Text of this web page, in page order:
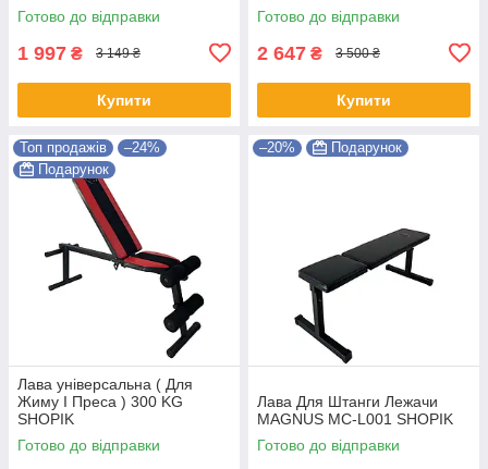
Готово до відправки
1 997 ₴ 3 149 ₴
Купити
Готово до відправки
2 647 ₴ 3 500 ₴
Купити
Топ продажів
–24%
Подарунок
Лава універсальна ( Для
Жиму І Преса ) 300 KG
SHOPIK
Готово до відправки
–20% Подарунок
Лава Для Штанги Лежачи
MAGNUS MC-L001 SHOPIK
Готово до відправки